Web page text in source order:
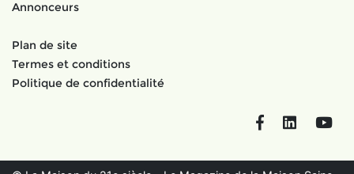
Annonceurs
Plan de site
Termes et conditions
Politique de confidentialité
FacebookLinkedIn